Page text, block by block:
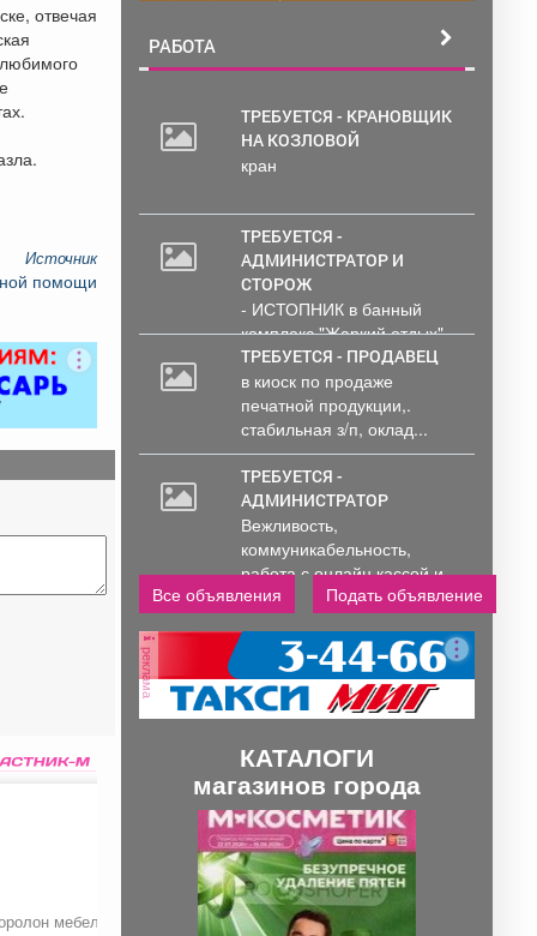
отвечая
Источник
помощи
мебельный Телевидение «GOOD
РАБОТА
ТРЕБУЕТСЯ - КРАНОВЩИК
НА КОЗЛОВОЙ
кран
ТРЕБУЕТСЯ -
АДМИНИСТРАТОР И
СТОРОЖ
- ИСТОПНИК в банный
комплекс "Жаркий отдых"
Администрирование и
тех....
ТРЕБУЕТСЯ - ПРОДАВЕЦ
в киоск по продаже
печатной продукции,.
стабильная з/п, оклад...
ТРЕБУЕТСЯ -
АДМИНИСТРАТОР
Вежливость,
коммуникабельность,
работа с онлайн кассой и
ПК (программы...
Все объявления Подать объявление
реклама
КАТАЛОГИ
магазинов города